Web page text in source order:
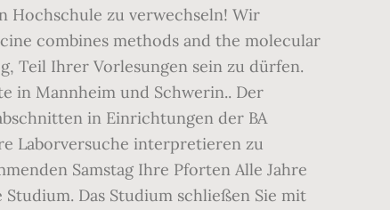
Hochschule zu verwechseln! Wir
combines methods and the molecular
Teil Ihrer Vorlesungen sein zu dürfen.
in Mannheim und Schwerin.. Der
in Einrichtungen der BA
Laborversuche interpretieren zu
Samstag Ihre Pforten Alle Jahre
Das Studium schließen Sie mit